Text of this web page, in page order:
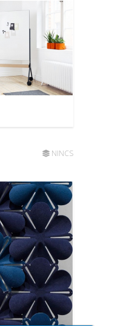
NINCS